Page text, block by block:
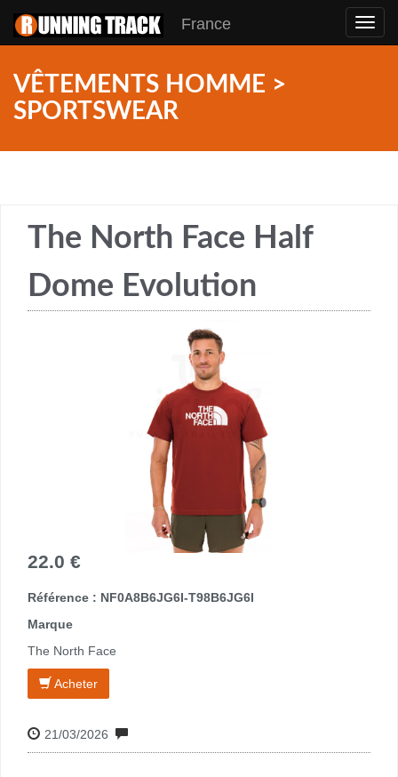
France
VÊTEMENTS HOMME >
SPORTSWEAR
The North Face Half
Dome Evolution
22.0 €
Référence : NF0A8B6JG6I-T98B6JG6I
Marque
The North Face
Acheter
21/03/2026